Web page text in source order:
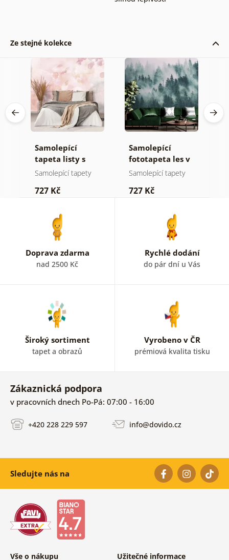
Ze stejné kolekce
Samolepící
tapeta listy s
pastelovým
Samolepící tapety
727 Kč
Samolepící
fototapeta les v
mlze
Samolepící tapety
727 Kč
Doprava zdarma
nad 2500 Kč
Rychlé dodání
do pár dní u Vás
Široký sortiment
tapet a obrazů
Vyrobeno v ČR
prémiová kvalita tisku
Zákaznická podpora
v pracovních dnech Po-Pá: 07:00 - 16:00
+420 228 229 597 info@dovido.cz
Sledujte nás na
Vše o nákupu Užitečné informace